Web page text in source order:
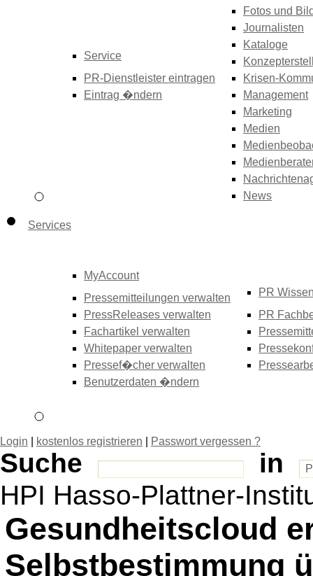
Service
PR-Dienstleister eintragen
Eintrag �ndern
Fotos und
Journalisten
Kataloge
Krisen-
Management
Marketing
Medien
News
Services
MyAccount
Pressemitteilungen verwalten
PressReleases verwalten
Fachartikel verwalten
Whitepaper verwalten
Pressef�cher verwalten
Benutzerdaten �ndern
PR
PR
Login kostenlos registrieren Passwort vergessen ?
Suche
in
HPI Hasso-Plattner-
Gesundheitscloud
Selbstbestimmung